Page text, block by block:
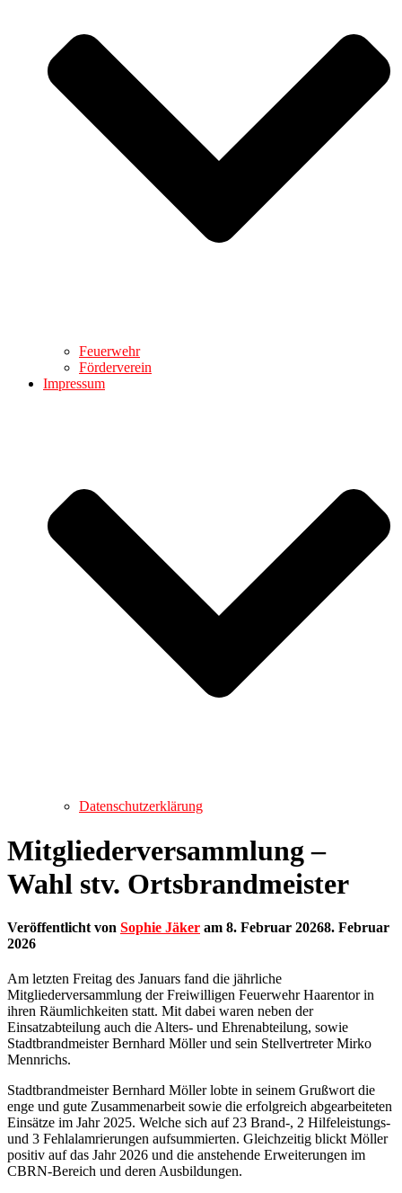
Feuerwehr
Förderverein
Impressum
Datenschutzerklärung
Mitgliederversammlung –
Wahl stv. Ortsbrandmeister
Veröffentlicht von Sophie Jäker am 8. Februar 20268. Februar
2026
Am letzten Freitag des Januars fand die jährliche
Mitgliederversammlung der Freiwilligen Feuerwehr Haarentor in
ihren Räumlichkeiten statt. Mit dabei waren neben der
Einsatzabteilung auch die Alters- und Ehrenabteilung, sowie
Stadtbrandmeister Bernhard Möller und sein Stellvertreter Mirko
Mennrichs.
Stadtbrandmeister Bernhard Möller lobte in seinem Grußwort die
enge und gute Zusammenarbeit sowie die erfolgreich abgearbeiteten
Einsätze im Jahr 2025. Welche sich auf 23 Brand-, 2 Hilfeleistungs-
und 3 Fehlalamrierungen aufsummierten. Gleichzeitig blickt Möller
positiv auf das Jahr 2026 und die anstehende Erweiterungen im
CBRN-Bereich und deren Ausbildungen.